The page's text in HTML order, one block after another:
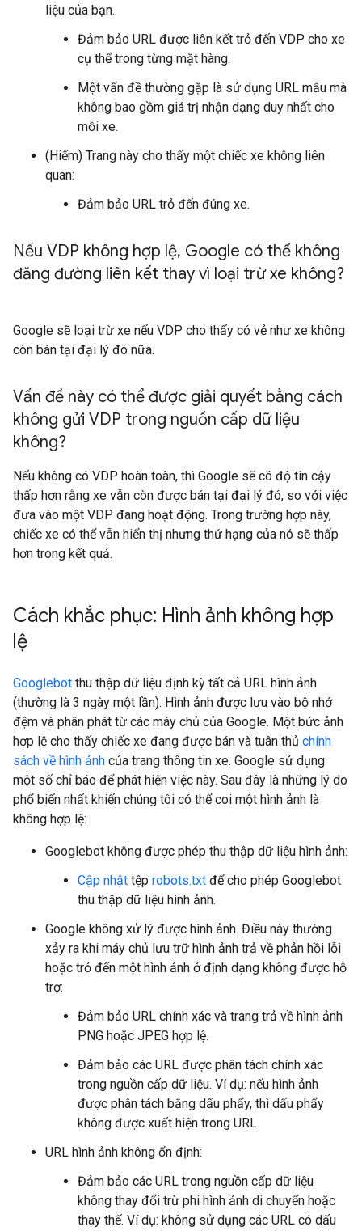
liệu của bạn.
Đảm bảo URL được liên kết trỏ đến VDP cho xe
cụ thể trong từng mặt hàng.
Một vấn đề thường gặp là sử dụng URL mẫu mà
không bao gồm giá trị nhận dạng duy nhất cho
mỗi xe.
(Hiếm) Trang này cho thấy một chiếc xe không liên
quan:
Đảm bảo URL trỏ đến đúng xe.
Nếu VDP không hợp lệ, Google có thể không
đăng đường liên kết thay vì loại trừ xe không?
Google sẽ loại trừ xe nếu VDP cho thấy có vẻ như xe không
còn bán tại đại lý đó nữa.
Vấn đề này có thể được giải quyết bằng cách
không gửi VDP trong nguồn cấp dữ liệu
không?
Nếu không có VDP hoàn toàn, thì Google sẽ có độ tin cậy
thấp hơn rằng xe vẫn còn được bán tại đại lý đó, so với việc
đưa vào một VDP đang hoạt động. Trong trường hợp này,
chiếc xe có thể vẫn hiển thị nhưng thứ hạng của nó sẽ thấp
hơn trong kết quả.
Cách khắc phục: Hình ảnh không hợp
lệ
Googlebot thu thập dữ liệu định kỳ tất cả URL hình ảnh
(thường là 3 ngày một lần). Hình ảnh được lưu vào bộ nhớ
đệm và phân phát từ các máy chủ của Google. Một bức ảnh
hợp lệ cho thấy chiếc xe đang được bán và tuân thủ chính
sách về hình ảnh của trang thông tin xe. Google sử dụng
một số chỉ báo để phát hiện việc này. Sau đây là những lý do
phổ biến nhất khiến chúng tôi có thể coi một hình ảnh là
không hợp lệ:
Googlebot không được phép thu thập dữ liệu hình ảnh:
Cập nhật tệp robots.txt để cho phép Googlebot
thu thập dữ liệu hình ảnh.
Google không xử lý được hình ảnh. Điều này thường
xảy ra khi máy chủ lưu trữ hình ảnh trả về phản hồi lỗi
hoặc trỏ đến một hình ảnh ở định dạng không được hỗ
trợ:
Đảm bảo URL chính xác và trang trả về hình ảnh
PNG hoặc JPEG hợp lệ.
Đảm bảo các URL được phân tách chính xác
trong nguồn cấp dữ liệu. Ví dụ: nếu hình ảnh
được phân tách bằng dấu phẩy, thì dấu phẩy
không được xuất hiện trong URL.
URL hình ảnh không ổn định:
Đảm bảo các URL trong nguồn cấp dữ liệu
không thay đổi trừ phi hình ảnh di chuyển hoặc
thay thế. Ví dụ: không sử dụng các URL có dấu